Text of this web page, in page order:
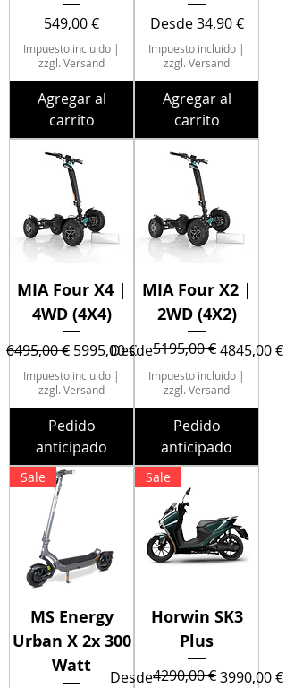
Precio
549,00 €
Impuesto incluido |
zzgl. Versand
Agregar al
carrito
Desde34,90 €
Precio de oferta
Impuesto incluido |
zzgl. Versand
Agregar al
carrito
MIA Four X4 |
4WD (4X4)
Precio
6495,00 € Precio de oferta
5995,00 €
Impuesto incluido |
zzgl. Versand
Pedido
anticipado
MIA Four X2 |
2WD (4X2)
Desde
Precio5195,00 €4845,00 €
Precio de oferta
Impuesto incluido |
zzgl. Versand
Pedido
anticipado
Sale
MS Energy
Urban X 2x 300
Watt
Sale
Horwin SK3
Plus
Desde
Precio4290,00 €3990,00 €
Precio de oferta